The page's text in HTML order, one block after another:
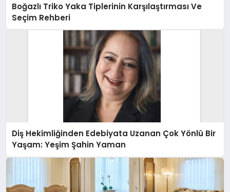
Boğazlı Triko Yaka Tiplerinin Karşılaştırması Ve
Seçim Rehberi
Diş Hekimliğinden Edebiyata Uzanan Çok Yönlü Bir
Yaşam: Yeşim Şahin Yaman